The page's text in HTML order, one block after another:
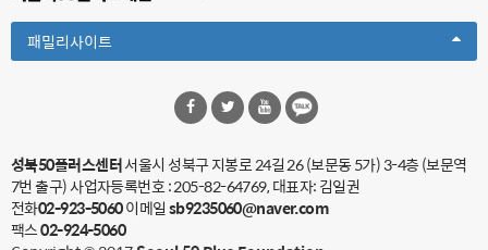
패밀리사이트Toggle
Dropdown
성북50플러스센터서울시 성북구 지봉로 24길 26 (보문동 5가) 3-4층 (보문역
7번 출구)사업자등록번호 : 205-82-64769, 대표자: 김일권
전화02-923-5060이메일sb9235060@naver.com
팩스02-924-5060